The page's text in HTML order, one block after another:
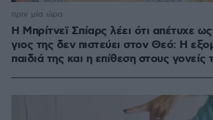
Η Μπρίτνεϊ Σπίαρς λέει ότι απέτυχε
γιος της δεν πιστεύει στον Θεό: Η
παιδιά της και η επίθεση στους γονείς
πριν μία ώρα